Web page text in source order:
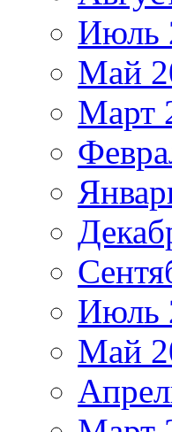
Июль
Май
Март
Июль
Май